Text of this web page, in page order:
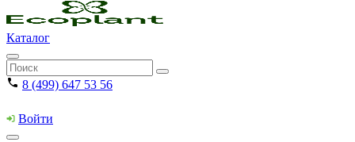
Каталог
8 (499) 647 53 56
Войти